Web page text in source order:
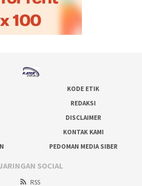
KODE ETIK
REDAKSI
DISCLAIMER
KONTAK KAMI
PEDOMAN MEDIA SIBER
SOCIAL
RSS